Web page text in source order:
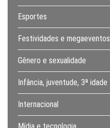
Esportes
Festividades e megaeventos
Gênero e sexualidade
Infância, juventude, 3ª idade
Internacional
Mídia e tecnologia